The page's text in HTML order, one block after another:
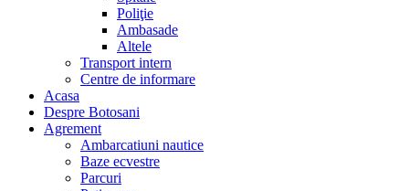
Poliţie
Ambasade
Altele
Transport intern
Centre de informare
Acasa
Despre Botosani
Agrement
Ambarcatiuni nautice
Baze ecvestre
Parcuri